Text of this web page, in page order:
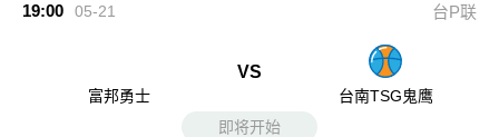
19:00 05-21 台P联
富邦勇士
VS
台南TSG鬼鹰
即将开始